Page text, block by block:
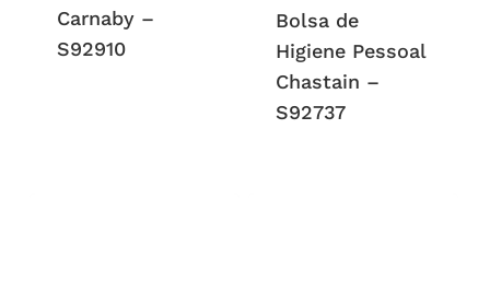
Carnaby –
S92910
Bolsa de
Higiene Pessoal
Chastain –
S92737